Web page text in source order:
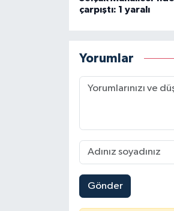
çarpıştı: 1 yaralı
Yorumlar
Gönder